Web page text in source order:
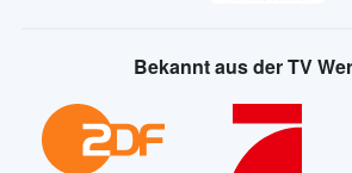
Bekannt aus der TV